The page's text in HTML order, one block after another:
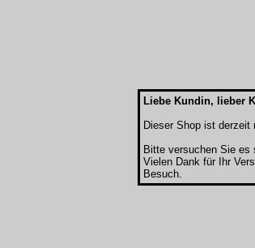
Liebe Kundin, lieber
Dieser Shop ist derzeit
Bitte versuchen Sie es
Vielen Dank für Ihr
Besuch.